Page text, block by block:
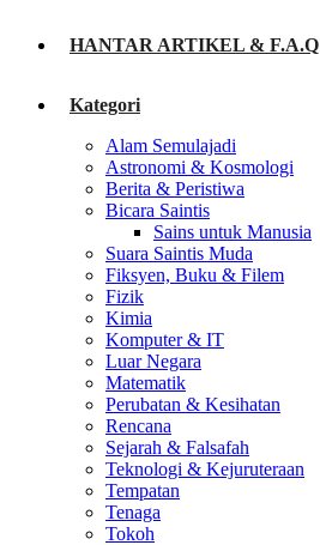
HANTAR ARTIKEL & F.A.Q
Kategori
Alam Semulajadi
Astronomi & Kosmologi
Berita & Peristiwa
Bicara Saintis
Sains untuk Manusia
Suara Saintis Muda
Fiksyen, Buku & Filem
Fizik
Kimia
Komputer & IT
Luar Negara
Matematik
Perubatan & Kesihatan
Rencana
Sejarah & Falsafah
Teknologi & Kejuruteraan
Tempatan
Tenaga
Tokoh